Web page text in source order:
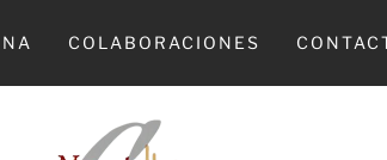
COLABORACIONES